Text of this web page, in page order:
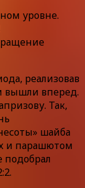
уровне.
реализовав
вышли вперед.
Так,
шайба
и парашютом
подобрал